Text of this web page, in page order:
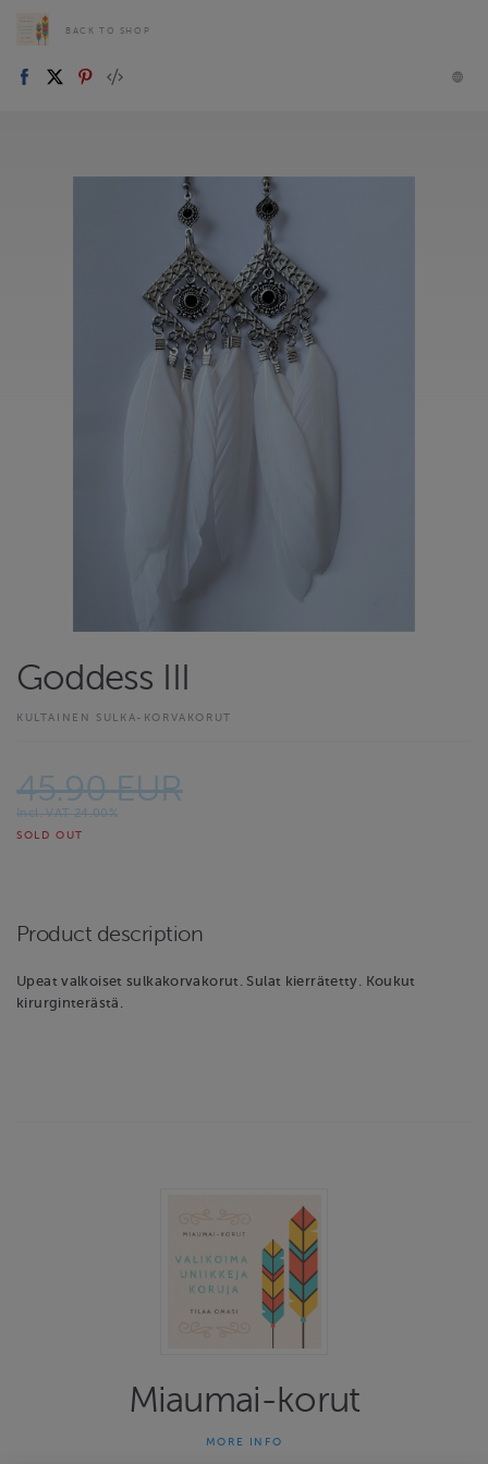
BACK TO SHOP
Goddess III
KULTAINEN SULKA-KORVAKORUT
45.90 EUR
Incl. VAT 24.00%
SOLD OUT
Product description
Upeat valkoiset sulkakorvakorut. Sulat kierrätetty. Koukut
kirurginterästä.
Miaumai-korut
MORE INFO